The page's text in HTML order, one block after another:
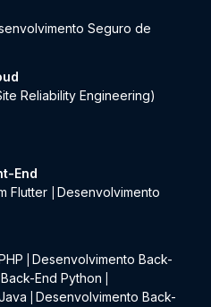
Seguro de
Reliability Engineering)
End
Flutter
Desenvolvimento
Desenvolvimento Back-
End Python
Desenvolvimento Back-